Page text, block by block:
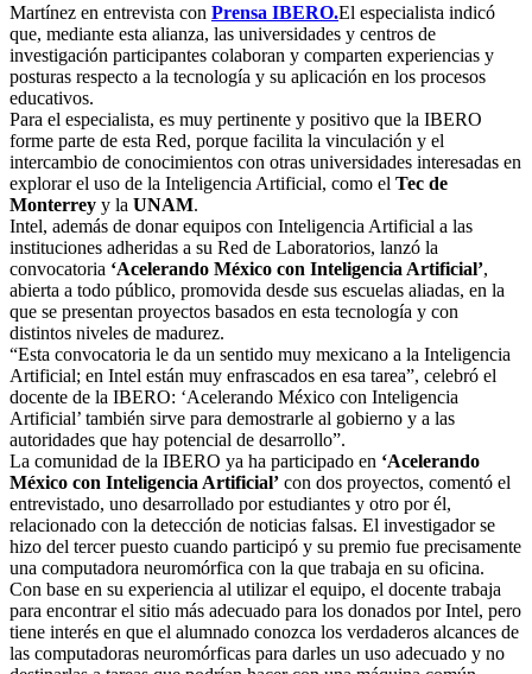
Martínez en entrevista con Prensa IBERO.El especialista indicó
que, mediante esta alianza, las universidades y centros de
investigación participantes colaboran y comparten experiencias y
posturas respecto a la tecnología y su aplicación en los procesos
educativos.
Para el especialista, es muy pertinente y positivo que la IBERO
forme parte de esta Red, porque facilita la vinculación y el
intercambio de conocimientos con otras universidades interesadas en
explorar el uso de la Inteligencia Artificial, como el Tec de
Monterrey y la UNAM.
Intel, además de donar equipos con Inteligencia Artificial a las
instituciones adheridas a su Red de Laboratorios, lanzó la
convocatoria ‘Acelerando México con Inteligencia Artificial’,
abierta a todo público, promovida desde sus escuelas aliadas, en la
que se presentan proyectos basados en esta tecnología y con
distintos niveles de madurez.
“Esta convocatoria le da un sentido muy mexicano a la Inteligencia
Artificial; en Intel están muy enfrascados en esa tarea”, celebró el
docente de la IBERO: ‘Acelerando México con Inteligencia
Artificial’ también sirve para demostrarle al gobierno y a las
autoridades que hay potencial de desarrollo”.
La comunidad de la IBERO ya ha participado en ‘Acelerando
México con Inteligencia Artificial’ con dos proyectos, comentó el
entrevistado, uno desarrollado por estudiantes y otro por él,
relacionado con la detección de noticias falsas. El investigador se
hizo del tercer puesto cuando participó y su premio fue precisamente
una computadora neuromórfica con la que trabaja en su oficina.
Con base en su experiencia al utilizar el equipo, el docente trabaja
para encontrar el sitio más adecuado para los donados por Intel, pero
tiene interés en que el alumnado conozca los verdaderos alcances de
las computadoras neuromórficas para darles un uso adecuado y no